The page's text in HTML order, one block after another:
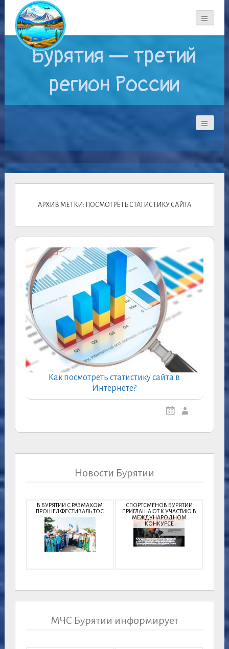
Бурятия — третий
регион России
АРХИВ МЕТКИ: ПОСМОТРЕТЬ СТАТИСТИКУ САЙТА
Как посмотреть статистику сайта в
Интернете?
Новости Бурятии
В БУРЯТИИ С РАЗМАХОМ
ПРОШЕЛ ФЕСТИВАЛЬ ТОС
СПОРТСМЕНОВ БУРЯТИИ
ПРИГЛАШАЮТ К УЧАСТИЮ В
МЕЖДУНАРОДНОМ
КОНКУРСЕ
МЧС Бурятии информирует